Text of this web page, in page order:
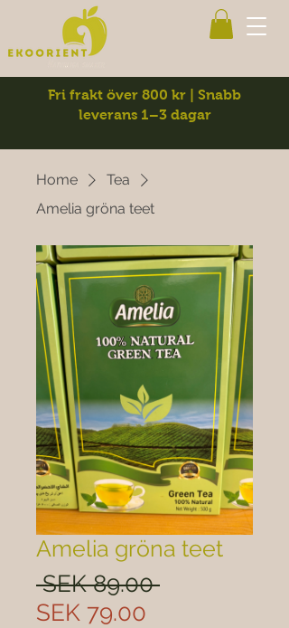
Fri frakt över 800 kr | Snabb
leverans 1–3 dagar
Home
Tea
Amelia gröna teet
Amelia gröna teet
SEK 89.00 Regular
SEK 79.00